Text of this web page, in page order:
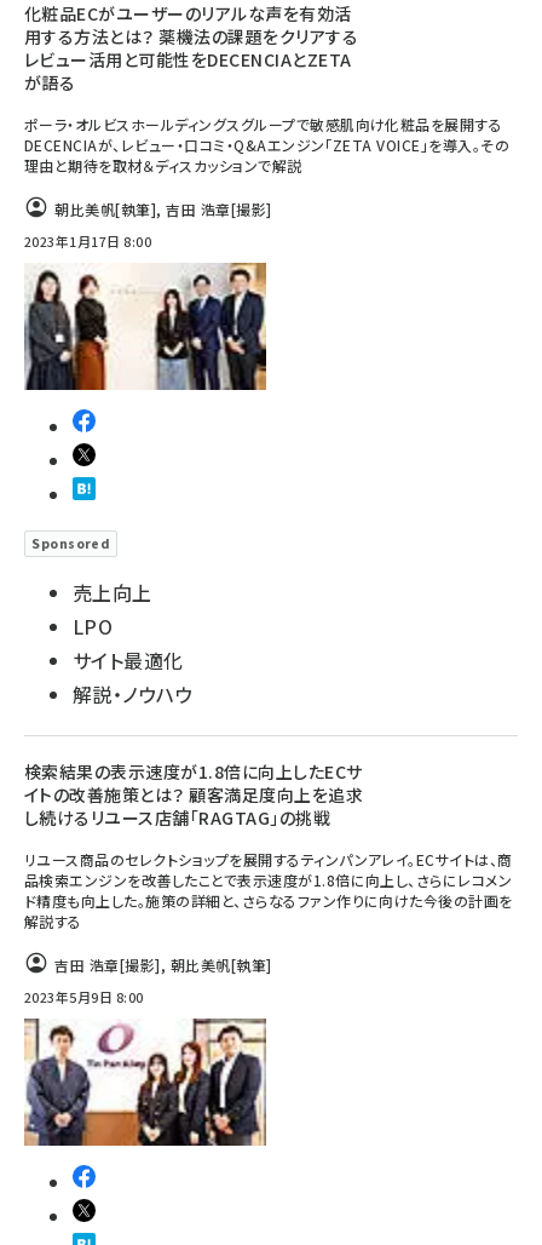
化粧品ECがユーザーのリアルな声を有効活
用する方法とは？ 薬機法の課題をクリアする
レビュー活用と可能性をDECENCIAとZETA
が語る
ポーラ・オルビスホールディングスグループで敏感肌向け化粧品を展開する
DECENCIAが、レビュー・口コミ・Q&Aエンジン「ZETA VOICE」を導入。その
理由と期待を取材＆ディスカッションで解説
朝比美帆[執筆],吉田 浩章[撮影]
2023年1月17日 8:00
Sponsored
売上向上
LPO
サイト最適化
解説・ノウハウ
検索結果の表示速度が1.8倍に向上したECサ
イトの改善施策とは？ 顧客満足度向上を追求
し続けるリユース店舗「RAGTAG」の挑戦
リユース商品のセレクトショップを展開するティンパンアレイ。ECサイトは、商
品検索エンジンを改善したことで表示速度が1.8倍に向上し、さらにレコメン
ド精度も向上した。施策の詳細と、さらなるファン作りに向けた今後の計画を
解説する
吉田 浩章[撮影], 朝比美帆[執筆]
2023年5月9日 8:00